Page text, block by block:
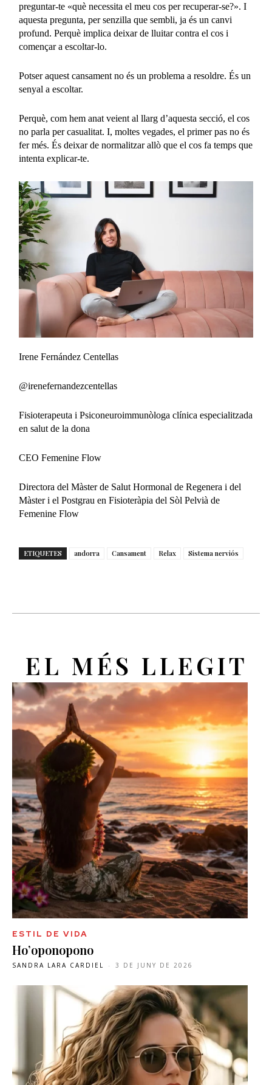
preguntar-te «què necessita el meu cos per recuperar-se?». I
aquesta pregunta, per senzilla que sembli, ja és un canvi
profund. Perquè implica deixar de lluitar contra el cos i
començar a escoltar-lo.
Potser aquest cansament no és un problema a resoldre. És un
senyal a escoltar.
Perquè, com hem anat veient al llarg d’aquesta secció, el cos
no parla per casualitat. I, moltes vegades, el primer pas no és
fer més. És deixar de normalitzar allò que el cos fa temps que
intenta explicar-te.
Irene Fernández Centellas
@irenefernandezcentellas
Fisioterapeuta i Psiconeuroimmunòloga clínica especialitzada
en salut de la dona
CEO Femenine Flow
Directora del Màster de Salut Hormonal de Regenera i del
Màster i el Postgrau en Fisioteràpia del Sòl Pelvià de
Femenine Flow
ETIQUETES andorra Cansament Relax Sistema nerviós
EL MÉS LLEGIT
ESTIL DE VIDA
Ho’oponopono
SANDRA LARA CARDIEL - 3 DE JUNY DE 2026